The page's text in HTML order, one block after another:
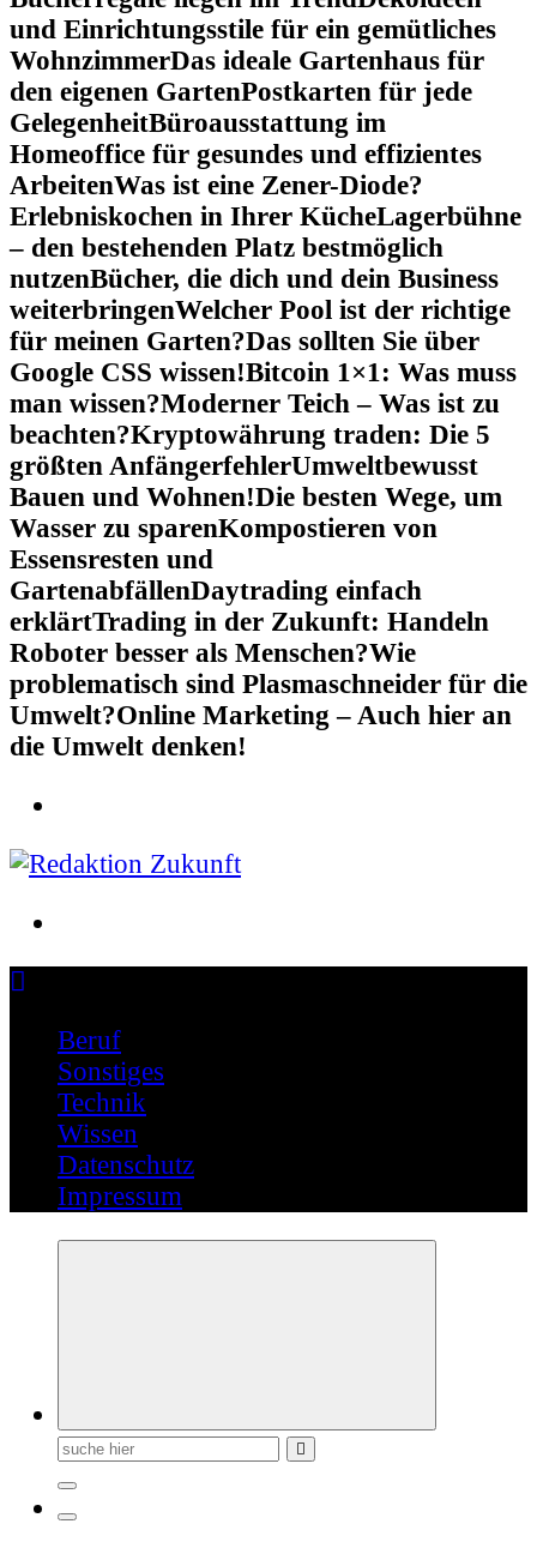
und Einrichtungsstile für ein gemütliches
WohnzimmerDas ideale Gartenhaus für
den eigenen GartenPostkarten für jede
GelegenheitBüroausstattung im
Homeoffice für gesundes und effizientes
ArbeitenWas ist eine Zener-Diode?
Erlebniskochen in Ihrer KücheLagerbühne
– den bestehenden Platz bestmöglich
nutzenBücher, die dich und dein Business
weiterbringenWelcher Pool ist der richtige
für meinen Garten?Das sollten Sie über
Google CSS wissen!Bitcoin 1×1: Was muss
man wissen?Moderner Teich – Was ist zu
beachten?Kryptowährung traden: Die 5
größten AnfängerfehlerUmweltbewusst
Bauen und Wohnen!Die besten Wege, um
Wasser zu sparenKompostieren von
Essensresten und
GartenabfällenDaytrading einfach
erklärtTrading in der Zukunft: Handeln
Roboter besser als Menschen?Wie
problematisch sind Plasmaschneider für die
Umwelt?Online Marketing – Auch hier an
die Umwelt denken!
Schreiben für die Zukunft
Beruf
Sonstiges
Technik
Wissen
Datenschutz
Impressum
Suchen
nach: